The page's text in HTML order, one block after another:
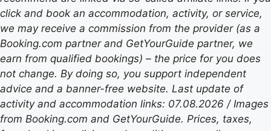
click and book an accommodation, activity, or service,
we may receive a commission from the provider (as a
Booking.com partner and GetYourGuide partner, we
earn from qualified bookings) – the price for you does
not change. By doing so, you support independent
advice and a banner-free website. Last update of
activity and accommodation links: 07.08.2026 / Images
from Booking.com and GetYourGuide. Prices, taxes,